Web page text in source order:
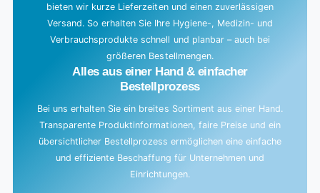
bieten wir kurze Lieferzeiten und einen zuverlässigen
Versand. So erhalten Sie Ihre Hygiene-, Medizin- und
Verbrauchsprodukte schnell und planbar – auch bei
größeren Bestellmengen.
Alles aus einer Hand & einfacher
Bestellprozess
Bei uns erhalten Sie ein breites Sortiment aus einer Hand.
Transparente Produktinformationen, faire Preise und ein
übersichtlicher Bestellprozess ermöglichen eine einfache
und effiziente Beschaffung für Unternehmen und
Einrichtungen.